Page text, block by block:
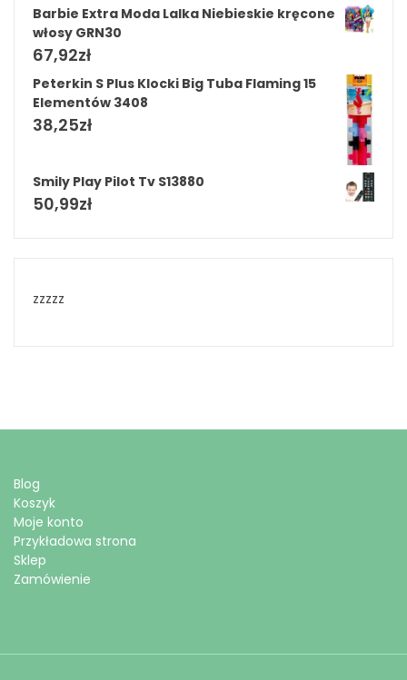
Barbie Extra Moda Lalka Niebieskie kręcone
włosy GRN30
67,92zł
Peterkin S Plus Klocki Big Tuba Flaming 15
Elementów 3408
38,25zł
Smily Play Pilot Tv S13880
50,99zł
zzzzz
Blog
Koszyk
Moje konto
Przykładowa strona
Sklep
Zamówienie